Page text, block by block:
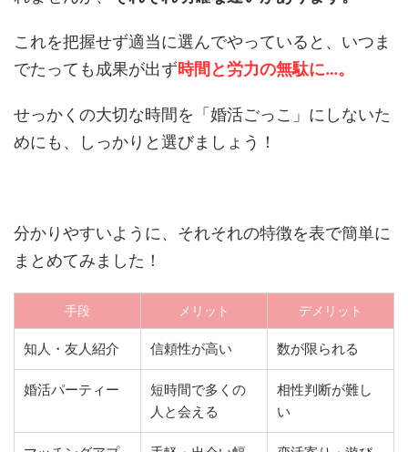
これを把握せず適当に選んでやっていると、いつま
でたっても成果が出ず時間と労力の無駄に…。
せっかくの大切な時間を「婚活ごっこ」にしないた
めにも、しっかりと選びましょう！
分かりやすいように、それそれの特徴を表で簡単に
まとめてみました！
手段 メリット デメリット
知人・友人紹介 信頼性が高い 数が限られる
婚活パーティー
短時間で多くの
人と会える
相性判断が難し
い